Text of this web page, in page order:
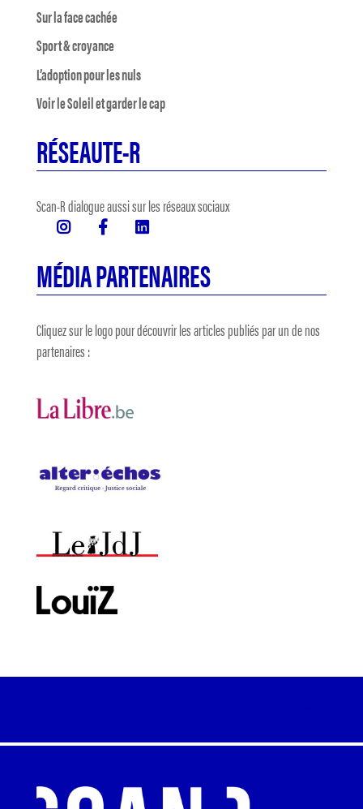
Sur la face cachée
Sport & croyance
L’adoption pour les nuls
Voir le Soleil et garder le cap
RÉSEAUTE-R
Scan-R dialogue aussi sur les réseaux sociaux
MÉDIA PARTENAIRES
Cliquez sur le logo pour découvrir les articles publiés par un de nos
partenaires :